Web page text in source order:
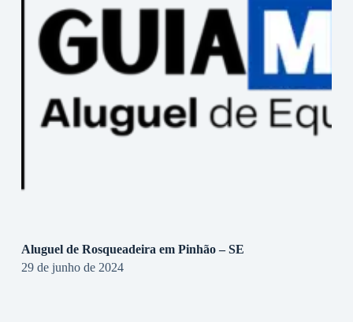
Aluguel de Rosqueadeira em Pinhão – SE
29 de junho de 2024